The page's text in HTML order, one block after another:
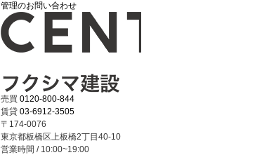
管理のお問い合わせ
売買 0120-800-844
賃貸 03-6912-3505
〒174-0076
東京都板橋区上板橋2丁目40-10
営業時間 / 10:00~19:00